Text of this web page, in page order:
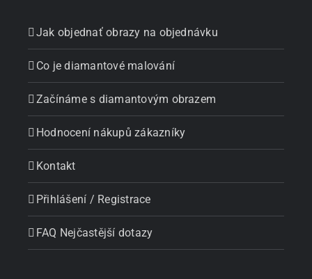
Jak objednať obrazy na objednávku
Co je diamantové malování
Začínáme s diamantovým obrazem
Hodnocení nákupů zákazníky
Kontakt
Přihlášení / Registrace
FAQ Nejčastější dotazy